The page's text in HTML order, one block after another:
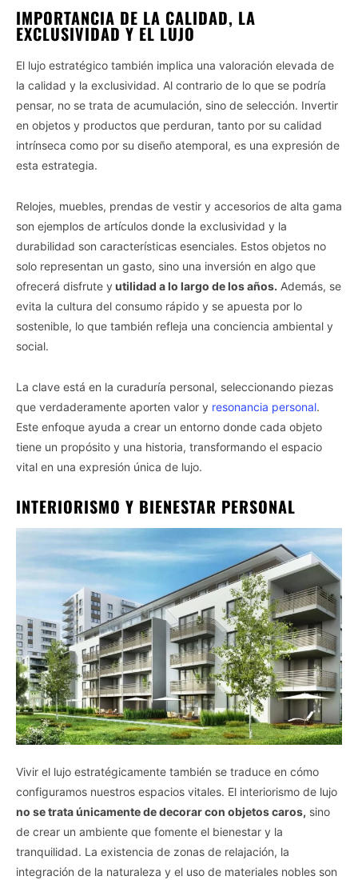
IMPORTANCIA DE LA CALIDAD, LA
EXCLUSIVIDAD Y EL LUJO
El lujo estratégico también implica una valoración elevada de
la calidad y la exclusividad. Al contrario de lo que se podría
pensar, no se trata de acumulación, sino de selección. Invertir
en objetos y productos que perduran, tanto por su calidad
intrínseca como por su diseño atemporal, es una expresión de
esta estrategia.
Relojes, muebles, prendas de vestir y accesorios de alta gama
son ejemplos de artículos donde la exclusividad y la
durabilidad son características esenciales. Estos objetos no
solo representan un gasto, sino una inversión en algo que
ofrecerá disfrute y utilidad a lo largo de los años. Además, se
evita la cultura del consumo rápido y se apuesta por lo
sostenible, lo que también refleja una conciencia ambiental y
social.
La clave está en la curaduría personal, seleccionando piezas
que verdaderamente aporten valor y resonancia personal.
Este enfoque ayuda a crear un entorno donde cada objeto
tiene un propósito y una historia, transformando el espacio
vital en una expresión única de lujo.
INTERIORISMO Y BIENESTAR PERSONAL
Vivir el lujo estratégicamente también se traduce en cómo
configuramos nuestros espacios vitales. El interiorismo de lujo
no se trata únicamente de decorar con objetos caros, sino
de crear un ambiente que fomente el bienestar y la
tranquilidad. La existencia de zonas de relajación, la
integración de la naturaleza y el uso de materiales nobles son